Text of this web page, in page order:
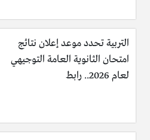
التربية تحدد موعد إعلان نتائج
امتحان الثانوية العامة التوجيهي
لعام 2026.. رابط